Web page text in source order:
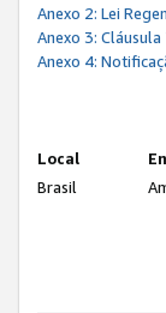
Anexo 2: Lei
Anexo 3:
Anexo 4:
Local
Brasil